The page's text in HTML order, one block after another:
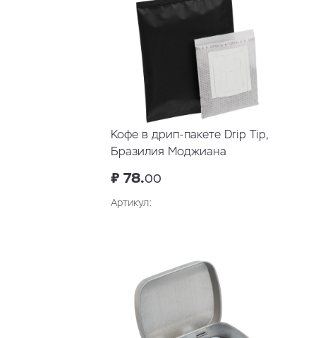
Кофе в дрип-пакете Drip Tip,
Бразилия Моджиана
₽ 78.00
Артикул: